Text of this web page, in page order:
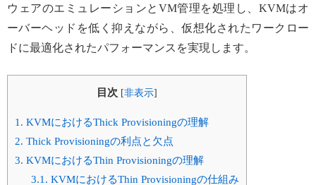
ウェアのエミュレーションとVM管理を処理し、KVMはオ
ーバーヘッドを低く抑えながら、仮想化されたワークロー
ドに最適化されたパフォーマンスを実現します。
目次 [非表示]
1. KVMにおけるThick Provisioningの理解
2. Thick Provisioningの利点と欠点
3. KVMにおけるThin Provisioningの理解
3.1. KVMにおけるThin Provisioningの仕組み